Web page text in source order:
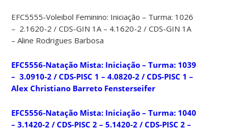
EFC5555-Voleibol Feminino: Iniciação – Turma: 1026
– 2.1620-2 / CDS-GIN 1A – 4.1620-2 / CDS-GIN 1A
– Aline Rodrigues Barbosa
EFC5556-Natação Mista: Iniciação – Turma: 1039
– 3.0910-2 / CDS-PISC 1 – 4.0820-2 / CDS-PISC 1 –
Alex Christiano Barreto Fensterseifer
EFC5556-Natação Mista: Iniciação – Turma: 1040
– 3.1420-2 / CDS-PISC 2 – 5.1420-2 / CDS-PISC 2 –